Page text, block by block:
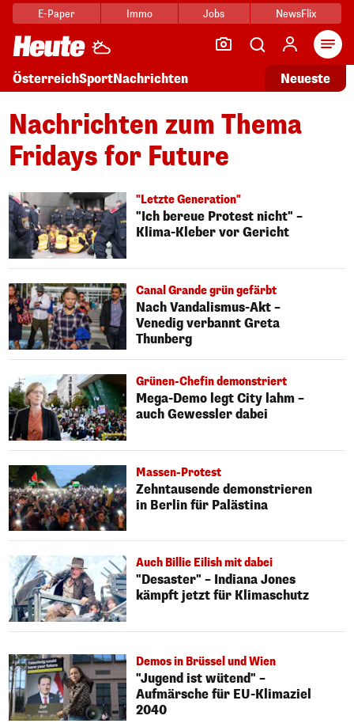
E-Paper Immo Jobs NewsFlix
ÖsterreichSportNachrichten Neueste
Nachrichten zum Thema
Fridays for Future
"Letzte Generation"
"Ich bereue Protest nicht" –
Klima-Kleber vor Gericht
Canal Grande grün gefärbt
Nach Vandalismus-Akt –
Venedig verbannt Greta
Thunberg
Grünen-Chefin demonstriert
Mega-Demo legt City lahm –
auch Gewessler dabei
Massen-Protest
Zehntausende demonstrieren
in Berlin für Palästina
Auch Billie Eilish mit dabei
"Desaster" – Indiana Jones
kämpft jetzt für Klimaschutz
Demos in Brüssel und Wien
"Jugend ist wütend" –
Aufmärsche für EU-Klimaziel
2040